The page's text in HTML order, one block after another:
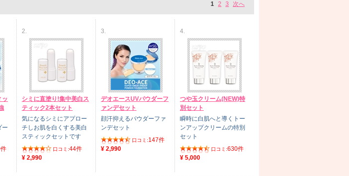
1 2 3 次へ
ッ
ー
2.
シミに直塗り!集中美白ス
ティック2本セット
気になるシミにアプロー
チしお肌を白くする美白
スティックセットです
口コミ:44件
¥ 2,990
3.
デオエースUVパウダーフ
ァンデセット
顔汗抑えるパウダーファ
ンデセット
口コミ:147件
¥ 2,990
4.
つや玉クリーム(NEW)特
別セット
瞬時に白肌へと導くトー
ンアップクリームの特別
セット
口コミ:630件
¥ 5,000